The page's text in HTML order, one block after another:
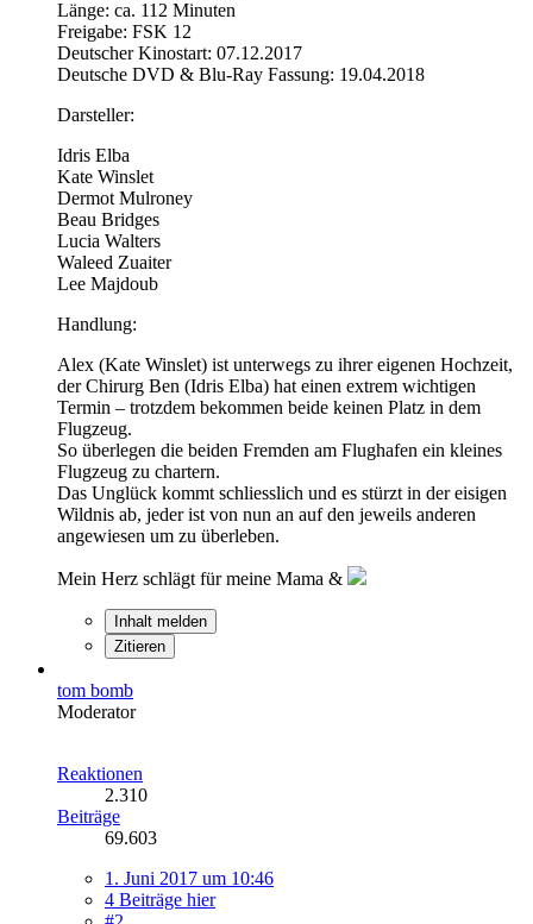
Länge: ca. 112 Minuten
Freigabe: FSK 12
Deutscher Kinostart: 07.12.2017
Deutsche DVD & Blu-Ray Fassung: 19.04.2018
Darsteller:
Idris Elba
Kate Winslet
Dermot Mulroney
Beau Bridges
Lucia Walters
Waleed Zuaiter
Lee Majdoub
Handlung:
Alex (Kate Winslet) ist unterwegs zu ihrer eigenen Hochzeit,
der Chirurg Ben (Idris Elba) hat einen extrem wichtigen
Termin – trotzdem bekommen beide keinen Platz in dem
Flugzeug.
So überlegen die beiden Fremden am Flughafen ein kleines
Flugzeug zu chartern.
Das Unglück kommt schliesslich und es stürzt in der eisigen
Wildnis ab, jeder ist von nun an auf den jeweils anderen
angewiesen um zu überleben.
Mein Herz schlägt für meine Mama &
Inhalt melden
Zitieren
tom bomb
Moderator
Reaktionen
2.310
Beiträge
69.603
1. Juni 2017 um 10:46
4 Beiträge hier